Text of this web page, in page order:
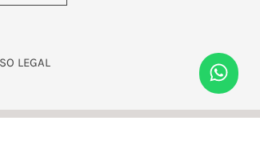
LEGAL